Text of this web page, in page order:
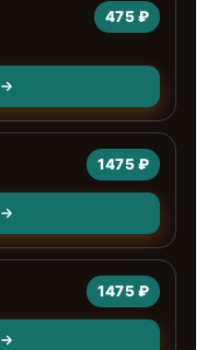
475 ₽
1475 ₽
1475 ₽